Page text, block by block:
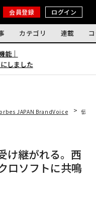
会員登録 ログイン
カテゴリ 連載
能｜
しました
JAPAN BrandVoice 伝統
け継がれる。西
ロソフトに共鳴